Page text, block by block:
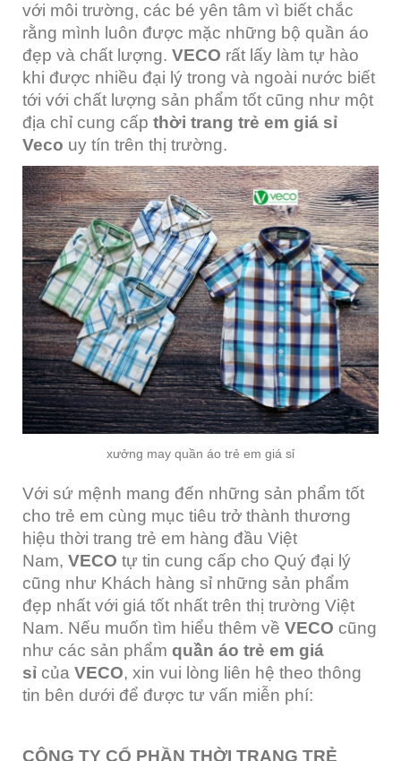
với môi trường, các bé yên tâm vì biết chắc
rằng mình luôn được mặc những bộ quần áo
đẹp và chất lượng. VECO rất lấy làm tự hào
khi được nhiều đại lý trong và ngoài nước biết
tới với chất lượng sản phẩm tốt cũng như một
địa chỉ cung cấp thời trang trẻ em giá sỉ
Veco uy tín trên thị trường.
xưởng may quần áo trẻ em giá sỉ
Với sứ mệnh mang đến những sản phẩm tốt
cho trẻ em cùng mục tiêu trở thành thương
hiệu thời trang trẻ em hàng đầu Việt
Nam, VECO tự tin cung cấp cho Quý đại lý
cũng như Khách hàng sỉ những sản phẩm
đẹp nhất với giá tốt nhất trên thị trường Việt
Nam. Nếu muốn tìm hiểu thêm về VECO cũng
như các sản phẩm quần áo trẻ em giá
sỉ của VECO, xin vui lòng liên hệ theo thông
tin bên dưới để được tư vấn miễn phí:
CÔNG TY CỔ PHẦN THỜI TRANG TRẺ